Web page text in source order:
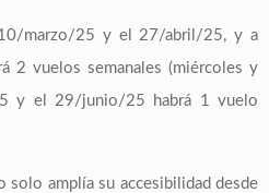
10/marzo/25 y el 27/abril/25, y a
2 vuelos semanales (miércoles y
y el 29/junio/25 habrá 1 vuelo
solo amplía su accesibilidad desde